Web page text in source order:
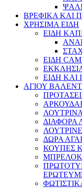
ΒΡΕΦΙΚΑ ΚΑΙ
ΧΡΗΣΙΜΑ ΕΙΔΗ
ΕΙΔΗ
ΕΙΔΗ
ΕΙΔΗ ΚΑΙ
ΑΓΙΟΥ
ΔΙΑΦΟΡΑ
ΔΩΡΑ
ΚΟΥΠΕΣ
ΜΠΡΕΛΟΚ